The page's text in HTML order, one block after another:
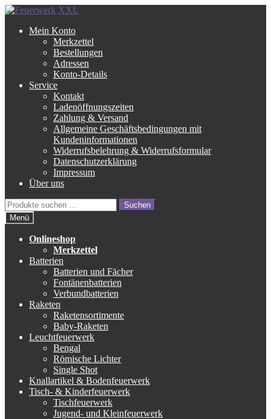
Zur
springen
Zum
springenMein Konto
Merkzettel
Bestellungen
Adressen
Konto-Details
Service
Kontakt
Ladenöffnungszeiten
Zahlung & Versand
Allgemeine Geschäftsbedingungen mit
Kundeninformationen
Widerrufsbelehrung & Widerrufsformular
Datenschutzerklärung
Impressum
Über uns
Suche
nach:
Suchen
Menü
Onlineshop
Merkzettel
Batterien
Batterien und Fächer
Fontänenbatterien
Verbundbatterien
Raketen
Raketensortimente
Baby-Raketen
Leuchtfeuerwerk
Bengal
Römische Lichter
Single Shot
Knallartikel & Bodenfeuerwerk
Tisch- & Kinderfeuerwerk
Tischfeuerwerk
Jugend- und Kleinfeuerwerk